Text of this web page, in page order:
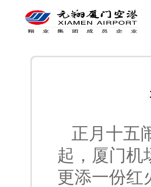
正月十五
起，厦门机
更添一份红